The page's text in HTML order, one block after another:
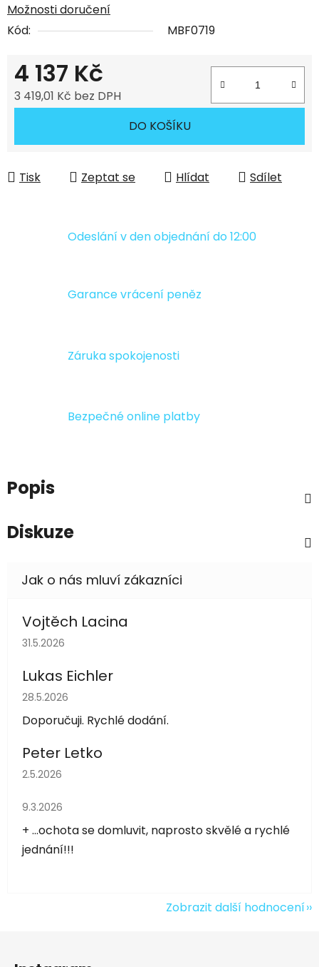
Možnosti doručení
Kód:
MBF0719
4 137 Kč
3 419,01 Kč bez DPH
DO KOŠÍKU
Tisk Zeptat se Hlídat Sdílet
Odeslání v den objednání do 12:00
Garance vrácení peněz
Záruka spokojenosti
Bezpečné online platby
Popis
Diskuze
Vojtěch Lacina
Hodnocení obchodu je 5 z 5 hvězdiček.
31.5.2026
Lukas Eichler
Hodnocení obchodu je 5 z 5 hvězdiček.
28.5.2026
Doporučuji. Rychlé dodání.
Peter Letko
Hodnocení obchodu je 5 z 5 hvězdiček.
2.5.2026
Hodnocení obchodu je 5 z 5 hvězdiček.
9.3.2026
+ ...ochota se domluvit, naprosto skvělé a rychlé
jednání!!!
Zobrazit další hodnocení